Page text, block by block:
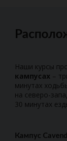
Наши курсы
кампусах –
минутах
на северо-
30 минутах
Кампус